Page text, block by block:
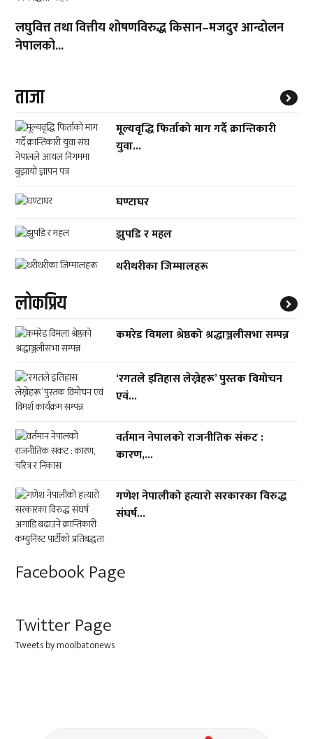
लघुवित्त तथा वित्तीय शोषणविरुद्ध किसान–मजदुर आन्दोलन
नेपालको...
ताजा
मूल्यवृद्धि फिर्ताको माग गर्दै क्रान्तिकारी
युवा...
घण्टाघर
झुपडि र महल
थरीथरीका जिम्मालहरू
लाेकप्रिय
कमरेड विमला श्रेष्ठको श्रद्धाञ्जलीसभा सम्पन्न
‘रगतले इतिहास लेख्नेहरू’ पुस्तक विमोचन
एवं...
वर्तमान नेपालको राजनीतिक संकट :
कारण,...
गणेश नेपालीको हत्यारो सरकारका विरुद्ध
संघर्ष...
Facebook Page
Twitter Page
Tweets by moolbatonews